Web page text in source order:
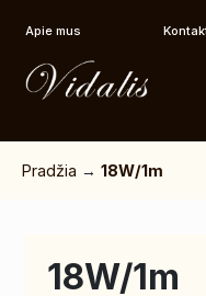
Apie mus
Pradžia →18W/1m
18W/1m